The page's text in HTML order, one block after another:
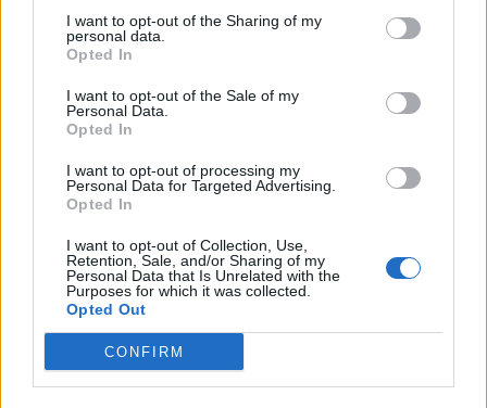
I want to opt-out of the Sharing of my
personal data.
Opted In
I want to opt-out of the Sale of my
Personal Data.
Opted In
I want to opt-out of processing my
Personal Data for Targeted Advertising.
Opted In
I want to opt-out of Collection, Use,
Retention, Sale, and/or Sharing of my
Personal Data that Is Unrelated with the
Purposes for which it was collected.
Opted Out
CONFIRM
Ετικέτα:energy
SMART HOME & DEVICES
Βοηθά πραγματικά το έξυπνο σπίτι στην εξοικονόμηση
ενέργειας;
Καθώς η ενεργειακή κρίση και το υψηλό κόστος ηλεκτρικού